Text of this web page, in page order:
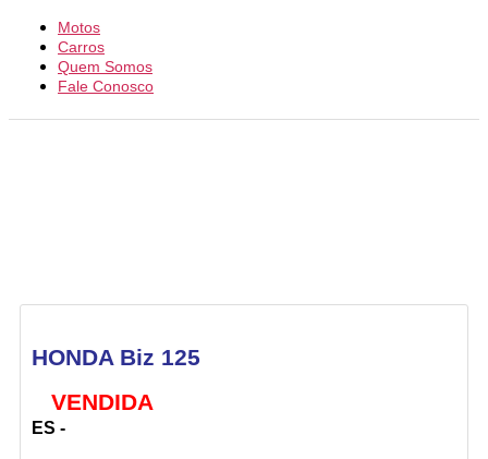
Motos
Carros
Quem Somos
Fale Conosco
HONDA Biz 125
VENDIDA
ES -